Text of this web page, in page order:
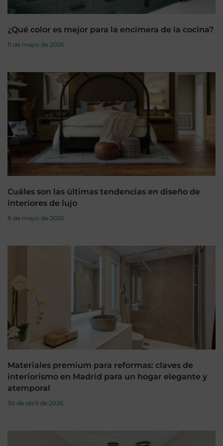
¿Qué color es mejor para la encimera de la cocina?
11 de mayo de 2026
Cuáles son las últimas tendencias en diseño de
interiores de lujo
8 de mayo de 2026
Materiales premium para reformas: claves de
interiorismo en Madrid para un hogar elegante y
atemporal
30 de abril de 2026